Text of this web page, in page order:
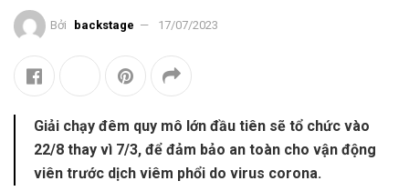
Bởi backstage 17/07/2023
Giải chạy đêm quy mô lớn đầu tiên sẽ tổ chức vào
22/8 thay vì 7/3, để đảm bảo an toàn cho vận động
viên trước dịch viêm phổi do virus corona.